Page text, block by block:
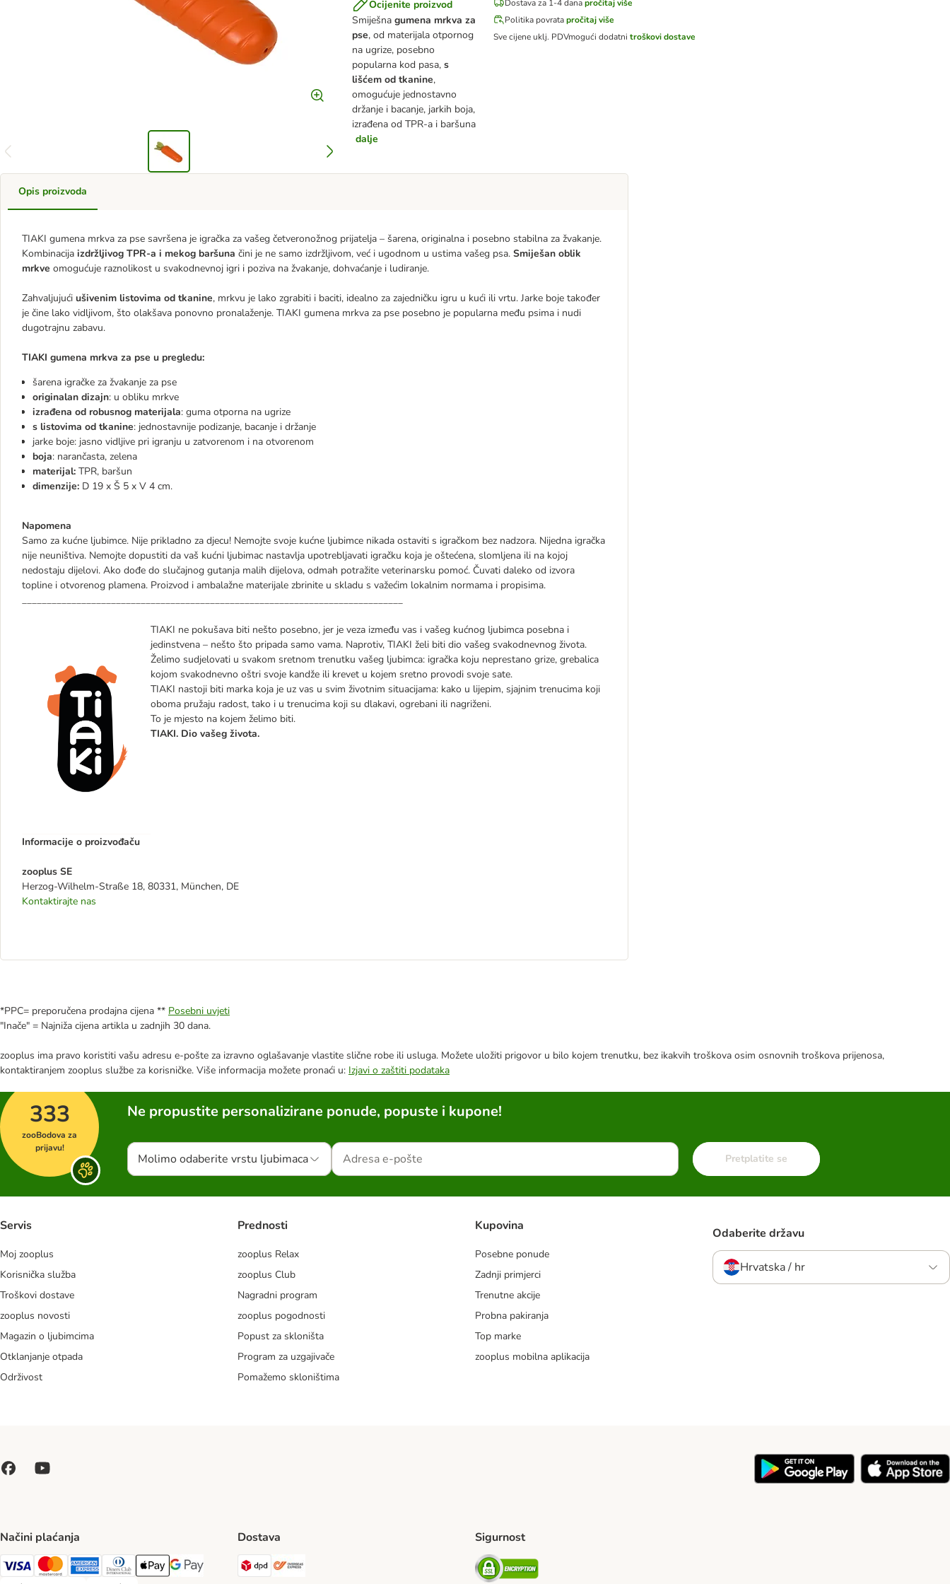
Ocijenite proizvod
Smiješna gumena mrkva za
pse, od materijala otpornog
na ugrize, posebno
popularna kod pasa, s
lišćem od tkanine,
omogućuje jednostavno
držanje i bacanje, jarkih boja,
izrađena od TPR-a i baršuna
dalje
Dostava za 1-4 danapročitaj više
Politika povratapročitaj više
Sve cijene uklj. PDVmogući dodatni troškovi dostave
Opis proizvoda
TIAKI gumena mrkva za pse savršena je igračka za vašeg četveronožnog prijatelja – šarena, originalna i posebno stabilna za žvakanje.
Kombinacija izdržljivog TPR-a i mekog baršuna čini je ne samo izdržljivom, već i ugodnom u ustima vašeg psa. Smiješan oblik
mrkve omogućuje raznolikost u svakodnevnoj igri i poziva na žvakanje, dohvaćanje i ludiranje.
Zahvaljujući ušivenim listovima od tkanine, mrkvu je lako zgrabiti i baciti, idealno za zajedničku igru u kući ili vrtu. Jarke boje također
je čine lako vidljivom, što olakšava ponovno pronalaženje. TIAKI gumena mrkva za pse posebno je popularna među psima i nudi
dugotrajnu zabavu.
TIAKI gumena mrkva za pse u pregledu:
šarena igračke za žvakanje za pse
originalan dizajn: u obliku mrkve
izrađena od robusnog materijala: guma otporna na ugrize
s listovima od tkanine: jednostavnije podizanje, bacanje i držanje
jarke boje: jasno vidljive pri igranju u zatvorenom i na otvorenom
boja: narančasta, zelena
materijal: TPR, baršun
dimenzije: D 19 x Š 5 x V 4 cm.
Napomena
Samo za kućne ljubimce. Nije prikladno za djecu! Nemojte svoje kućne ljubimce nikada ostaviti s igračkom bez nadzora. Nijedna igračka
nije neuništiva. Nemojte dopustiti da vaš kućni ljubimac nastavlja upotrebljavati igračku koja je oštećena, slomljena ili na kojoj
nedostaju dijelovi. Ako dođe do slučajnog gutanja malih dijelova, odmah potražite veterinarsku pomoć. Čuvati daleko od izvora
topline i otvorenog plamena. Proizvod i ambalažne materijale zbrinite u skladu s važećim lokalnim normama i propisima.
_____________________________________________________________________________
TIAKI ne pokušava biti nešto posebno, jer je veza između vas i vašeg kućnog ljubimca posebna i
jedinstvena – nešto što pripada samo vama. Naprotiv, TIAKI želi biti dio vašeg svakodnevnog života.
Želimo sudjelovati u svakom sretnom trenutku vašeg ljubimca: igračka koju neprestano grize, grebalica
kojom svakodnevno oštri svoje kandže ili krevet u kojem sretno provodi svoje sate.
TIAKI nastoji biti marka koja je uz vas u svim životnim situacijama: kako u lijepim, sjajnim trenucima koji
oboma pružaju radost, tako i u trenucima koji su dlakavi, ogrebani ili nagriženi.
To je mjesto na kojem želimo biti.
TIAKI. Dio vašeg života.
Informacije o proizvođaču
zooplus SE
Herzog-Wilhelm-Straße 18, 80331, München, DE
Kontaktirajte nas
*PPC= preporučena prodajna cijena ** Posebni uvjeti
"Inače" = Najniža cijena artikla u zadnjih 30 dana.
zooplus ima pravo koristiti vašu adresu e-pošte za izravno oglašavanje vlastite slične robe ili usluga. Možete uložiti prigovor u bilo kojem trenutku, bez ikakvih troškova osim osnovnih troškova prijenosa,
kontaktiranjem zooplus službe za korisničke. Više informacija možete pronaći u: Izjavi o zaštiti podataka
333
zooBodova za
prijavu!
Ne propustite personalizirane ponude, popuste i kupone!
Molimo odaberite vrstu ljubimaca Pretplatite se
Servis
Moj zooplus
Korisnička služba
Troškovi dostave
zooplus novosti
Magazin o ljubimcima
Otklanjanje otpada
Održivost
Prednosti
zooplus Relax
zooplus Club
Nagradni program
zooplus pogodnosti
Popust za skloništa
Program za uzgajivače
Pomažemo skloništima
Kupovina
Posebne ponude
Zadnji primjerci
Trenutne akcije
Probna pakiranja
Top marke
zooplus mobilna aplikacija
Odaberite državu
Hrvatska / hr
Načini plaćanja
Visa Payment Method
MasterCard Payment Method
American Express Payment Method
Diners Club Payment Method
Payment MethodGoogle pay Payment Method
Dostava
DPD Shipping Method
Sigurnost
Security